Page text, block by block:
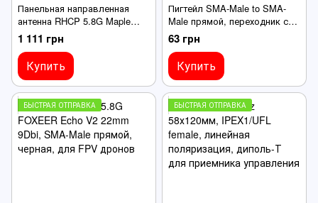
Панельная направленная
антенна RHCP 5.8G Maple
Wireless 11Dbi, RP-SMA-Male,
для FPV дронов
1 111 грн
Купить
Пигтейл SMA-Male to SMA-
Male прямой, переходник с
кабелем RG316 10см, для
антенн FPV
63 грн
Купить
БЫСТРАЯ ОТПРАВКА БЫСТРАЯ ОТПРАВКА